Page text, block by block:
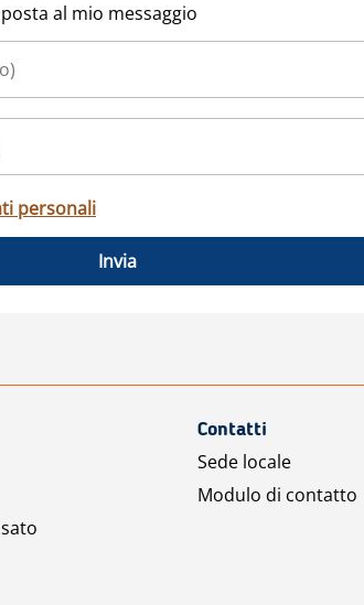
al mio messaggio
personali
Invia
Contatti
Sede locale
Modulo di contatto